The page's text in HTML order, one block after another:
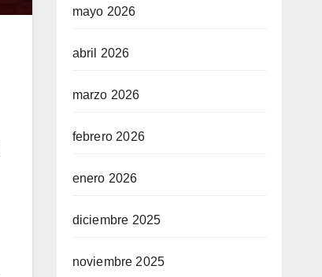
mayo 2026
abril 2026
marzo 2026
febrero 2026
enero 2026
diciembre 2025
noviembre 2025